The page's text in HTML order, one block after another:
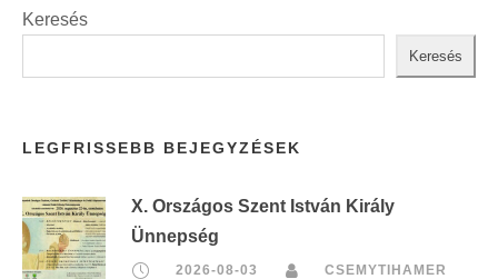
Keresés
Keresés
LEGFRISSEBB BEJEGYZÉSEK
X. Országos Szent István Király
Ünnepség
2026-08-03 CSEMYTIHAMER